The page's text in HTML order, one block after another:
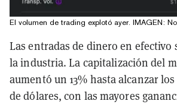
El volumen de trading explotó ayer. IMAGEN:
Las entradas de dinero en efectivo
la industria. La capitalización del
aumentó un 13% hasta alcanzar
de dólares, con las mayores